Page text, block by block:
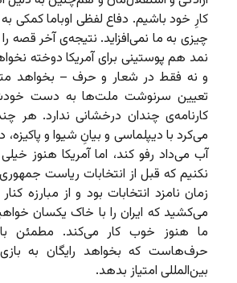
کارِ خود باشیم. دفاع لفظی اوباما کمکی
چیزی به ما نمی‌افزاید. نتیجه‌ی آخر قصه
نمد هم پوستینی برای آمریکا دوخته
و نه فقط در شعار و حرف – بخواهد
تعیین سرنوشت ملت‌ها به دست
کارنامه‌ی چندان درخشانی ندارد. هر
می‌کرد با دیپلماسی و بیانِ شیوا و
آب می‌داد رفو کند، اما آمریکا هنوز
نکنیم که قبل از انتخابات ریاست
زمان نامزد انتخابات بود و از مبارزه
می‌کشید که ایران را با خاک یکسان
ما هنوز خوب کار می‌کند. مطمئن
حرف‌هاست که بخواهد رایگان به
بین‌المللی امتیاز بدهد.